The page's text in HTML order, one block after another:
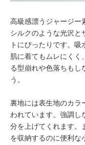
高級感漂うジャージー
シルクのような光沢と
トにぴったりです。
肌に着てもムレにくく
る型崩れや色落ちもし
う。
裏地には表生地のカラ
われています。強調し
分を上げてくれます。
を収納するのに便利な